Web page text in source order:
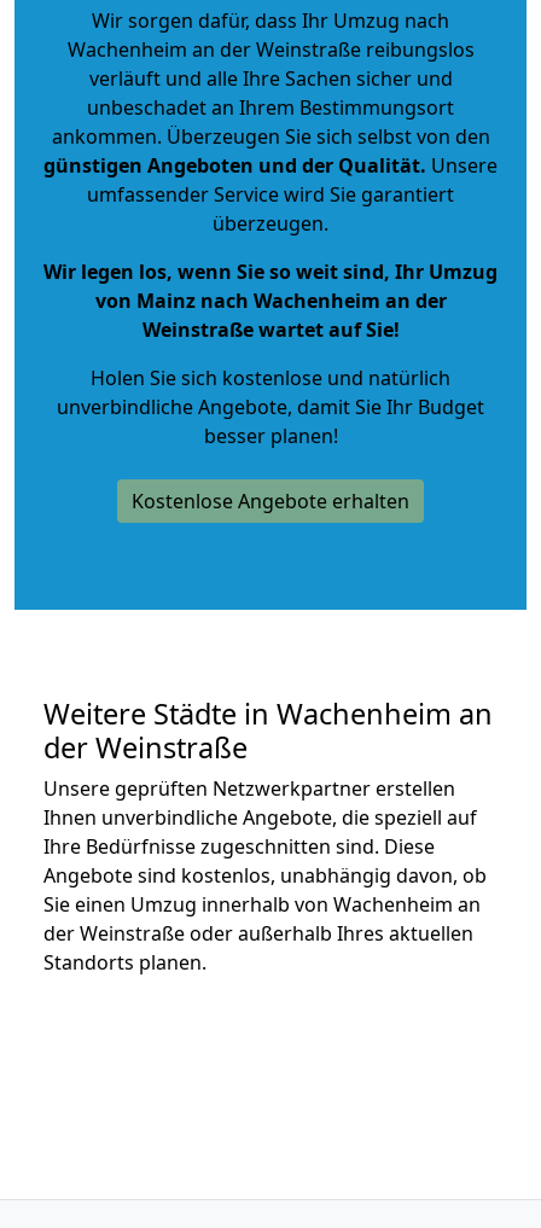
Wir sorgen dafür, dass Ihr Umzug nach
Wachenheim an der Weinstraße reibungslos
verläuft und alle Ihre Sachen sicher und
unbeschadet an Ihrem Bestimmungsort
ankommen. Überzeugen Sie sich selbst von den
günstigen Angeboten und der Qualität. Unsere
umfassender Service wird Sie garantiert
überzeugen.
Wir legen los, wenn Sie so weit sind, Ihr Umzug
von Mainz nach Wachenheim an der
Weinstraße wartet auf Sie!
Holen Sie sich kostenlose und natürlich
unverbindliche Angebote, damit Sie Ihr Budget
besser planen!
Kostenlose Angebote erhalten
Weitere Städte in Wachenheim an
der Weinstraße
Unsere geprüften Netzwerkpartner erstellen
Ihnen unverbindliche Angebote, die speziell auf
Ihre Bedürfnisse zugeschnitten sind. Diese
Angebote sind kostenlos, unabhängig davon, ob
Sie einen Umzug innerhalb von Wachenheim an
der Weinstraße oder außerhalb Ihres aktuellen
Standorts planen.